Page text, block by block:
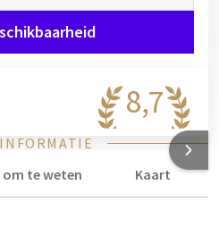
8,7
om te weten
Kaart